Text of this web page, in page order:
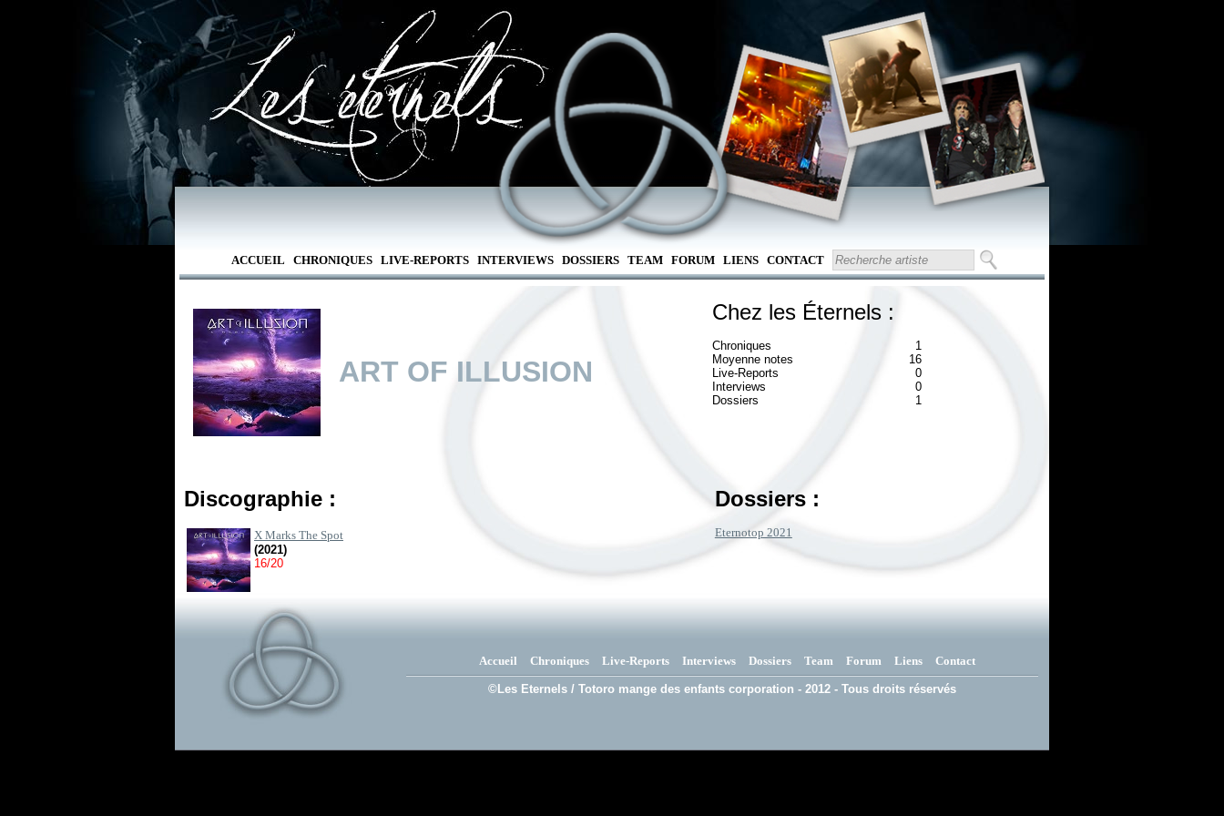
ACCUEIL CHRONIQUES LIVE-REPORTS INTERVIEWS DOSSIERS TEAM FORUM LIENS CONTACT
ART OF ILLUSION
Chez les Éternels :
Chroniques
1
Moyenne notes
16
Live-Reports
0
Interviews
0
Dossiers
1
Discographie :
X Marks The Spot
(2021)
16/20
Dossiers :
Eternotop 2021
Accueil Chroniques Live-Reports Interviews Dossiers Team Forum Liens Contact
©Les Eternels / Totoro mange des enfants corporation - 2012 - Tous droits réservés